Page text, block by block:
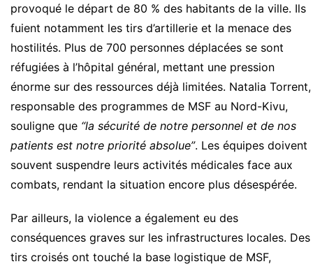
provoqué le départ de 80 % des habitants de la ville. Ils
fuient notamment les tirs d’artillerie et la menace des
hostilités. Plus de 700 personnes déplacées se sont
réfugiées à l’hôpital général, mettant une pression
énorme sur des ressources déjà limitées. Natalia Torrent,
responsable des programmes de MSF au Nord-Kivu,
souligne que “la sécurité de notre personnel et de nos
patients est notre priorité absolue”. Les équipes doivent
souvent suspendre leurs activités médicales face aux
combats, rendant la situation encore plus désespérée.
Par ailleurs, la violence a également eu des
conséquences graves sur les infrastructures locales. Des
tirs croisés ont touché la base logistique de MSF,